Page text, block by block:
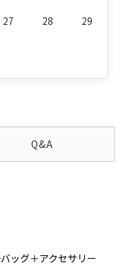
27 28 29
Q&A
ッグ＋アクセサリー